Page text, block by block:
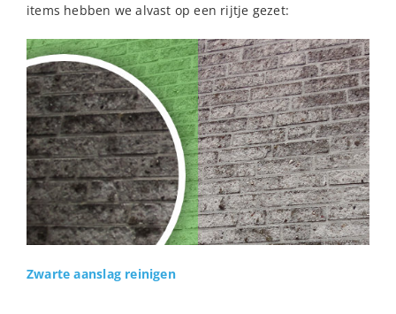
items hebben we alvast op een rijtje gezet:
Zwarte aanslag reinigen